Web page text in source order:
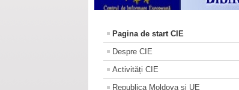
Pagina de start CIE
Despre CIE
Activități CIE
Republica Moldova și UE